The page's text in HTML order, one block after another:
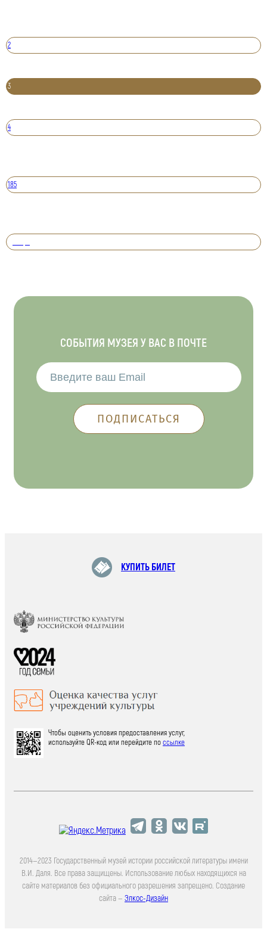
2
3
4
185
СОБЫТИЯ МУЗЕЯ У ВАС В ПОЧТЕ
КУПИТЬ БИЛЕТ
Чтобы оценить условия предоставления услуг,
используйте QR-код или перейдите поссылке
2014—2023 Государственный музей истории российской литературы имени
В.И. Даля. Все права защищены. Использование любых находящихся на
сайте материалов без официального разрешения запрещено. Создание
сайта — Элкос-Дизайн